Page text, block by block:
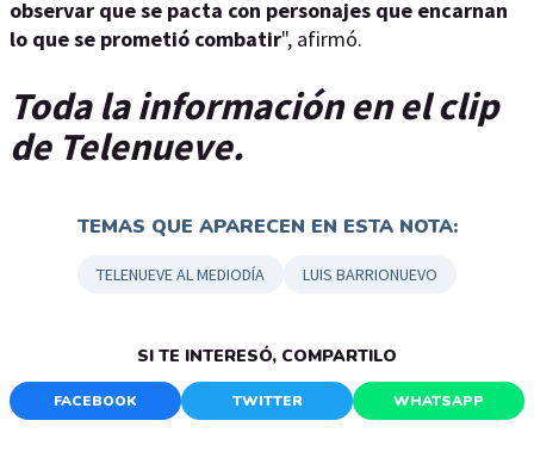
observar que se pacta con personajes que encarnan
lo que se prometió combatir", afirmó.
Toda la información en el clip
de Telenueve.
TEMAS QUE APARECEN EN ESTA NOTA:
TELENUEVE AL MEDIODÍA LUIS BARRIONUEVO
SI TE INTERESÓ, COMPARTILO
FACEBOOK TWITTER WHATSAPP